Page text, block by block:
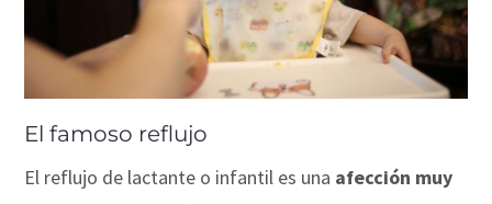
El famoso reflujo
El reflujo de lactante o infantil es una afección muy